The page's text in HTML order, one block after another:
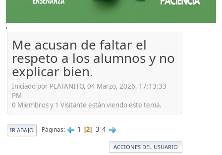
'
Me acusan de faltar el
respeto a los alumnos y no
explicar bien.
Iniciado por PLATANITO, 04 Marzo, 2026, 17:13:33
PM
0 Miembros y 1 Visitante están viendo este tema.
IR ABAJO Páginas 1 2 3 4
ACCIONES DEL USUARIO